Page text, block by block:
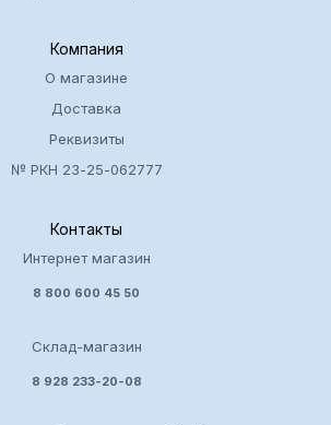
Компания
О магазине
Доставка
Реквизиты
№ РКН 23-25-062777
Контакты
Интернет магазин
8 800 600 45 50
Склад-магазин
8 928 233-20-08